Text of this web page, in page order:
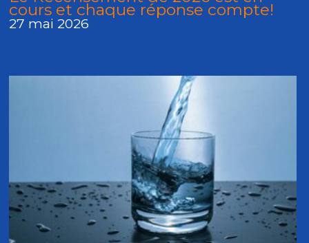
cours et chaque réponse compte!
27 mai 2026